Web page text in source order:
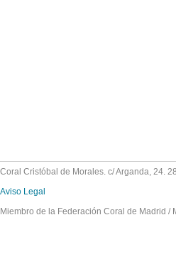
Coral Cristóbal de Morales. c/ Arganda, 24.
Aviso Legal
Miembro de la Federación Coral de Madrid /